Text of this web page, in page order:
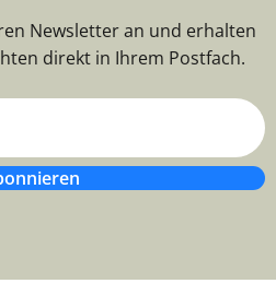
Newsletter an und erhalten
direkt in Ihrem Postfach.